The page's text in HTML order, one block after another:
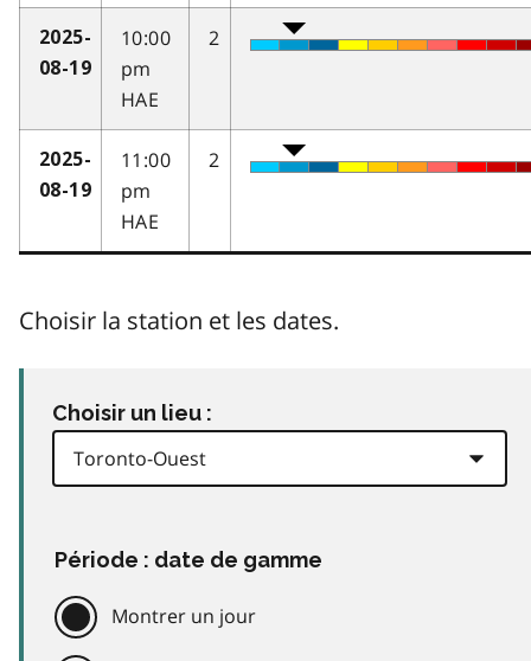
2025-
08-19
10:00
pm
HAE
2
2025-
08-19
11:00
pm
HAE
2
Choisir la station et les dates.
Choisir un lieu :
Période : date de gamme
Montrer un jour